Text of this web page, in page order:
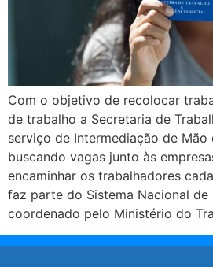
Com o objetivo de recolocar
de trabalho a Secretaria de
serviço de Intermediação de Mão
buscando vagas junto às
encaminhar os trabalhadores
faz parte do Sistema Nacional de
coordenado pelo Ministério do